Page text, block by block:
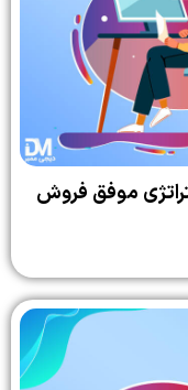
در اینستاگرام با 9 استراتژی موفق فروش